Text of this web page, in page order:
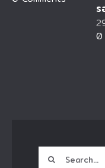
ร
0
Search